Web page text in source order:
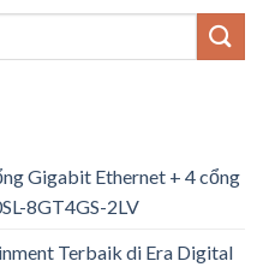
Gigabit Ethernet + 4 cổng
8GT4GS-2LV
Terbaik di Era Digital